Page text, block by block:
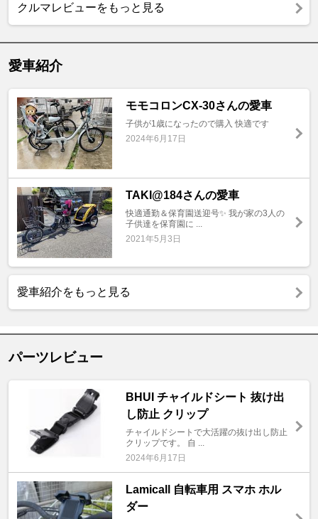
クルマレビューをもっと見る
愛車紹介
モモコロンCX-30さんの愛車
子供が1歳になったので購入 快適です
2024年6月17日
TAKI@184さんの愛車
快適通勤＆保育園送迎号✨ 我が家の3人の
子供達を保育園に ...
2021年5月3日
愛車紹介をもっと見る
パーツレビュー
BHUI チャイルドシート 抜け出
し防止 クリップ
チャイルドシートで大活躍の抜け出し防止
クリップです。 自 ...
2024年6月17日
Lamicall 自転車用 スマホ ホル
ダー